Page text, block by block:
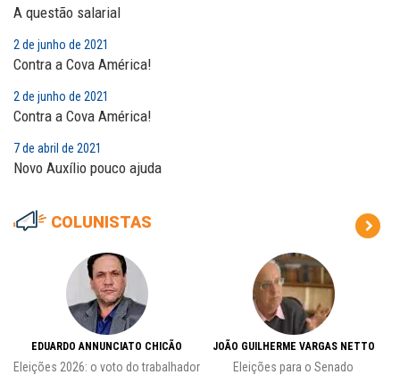
A questão salarial
2 de junho de 2021
Contra a Cova América!
2 de junho de 2021
Contra a Cova América!
7 de abril de 2021
Novo Auxílio pouco ajuda
COLUNISTAS
EDUARDO ANNUNCIATO CHICÃO
Eleições 2026: o voto do trabalhador
JOÃO GUILHERME VARGAS NETTO
Eleições para o Senado